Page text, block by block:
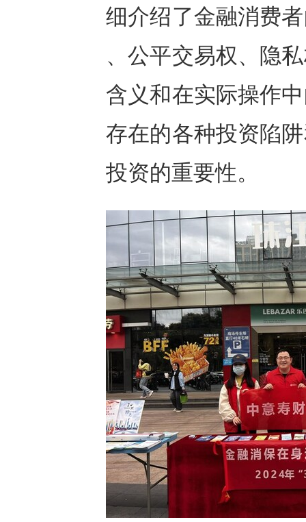
细介绍了金融消费
、公平交易权、隐
含义和在实际操作
存在的各种投资陷
投资的重要性。